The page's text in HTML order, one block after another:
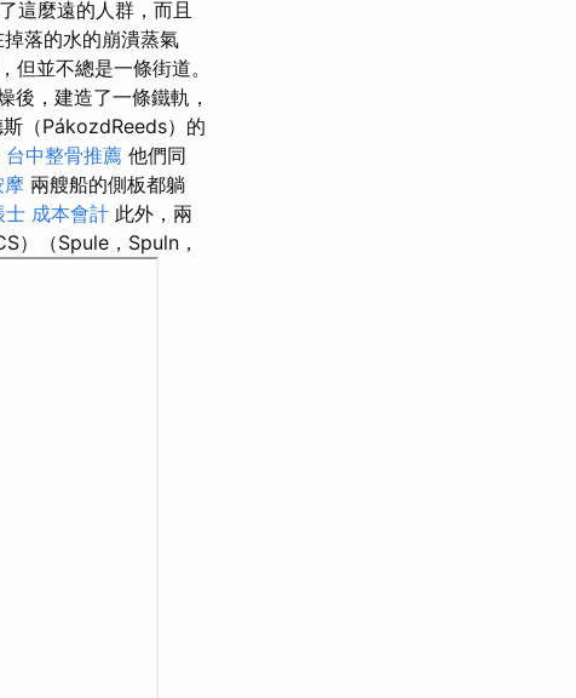
這麼遠的人群，而且
落的水的崩潰蒸氣
但並不總是一條街道。
後，建造了一條鐵軌，
（PákozdReeds）的
台中整骨推薦 他們同
摩 兩艘船的側板都躺
士 成本會計 此外，兩
）（Spule，Spuln，